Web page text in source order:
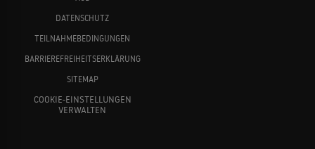
DATENSCHUTZ
TEILNAHMEBEDINGUNGEN
BARRIEREFREIHEITSERKLÄRUNG
SITEMAP
COOKIE-EINSTELLUNGEN
VERWALTEN